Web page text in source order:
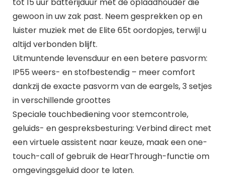
tot 15 uur batterijduur met de oplaadhouder die
gewoon in uw zak past. Neem gesprekken op en
luister muziek met de Elite 65t oordopjes, terwijl u
altijd verbonden blijft.
Uitmuntende levensduur en een betere pasvorm:
IP55 weers- en stofbestendig – meer comfort
dankzij de exacte pasvorm van de eargels, 3 setjes
in verschillende groottes
Speciale touchbediening voor stemcontrole,
geluids- en gespreksbesturing: Verbind direct met
een virtuele assistent naar keuze, maak een one-
touch-call of gebruik de HearThrough-functie om
omgevingsgeluid door te laten.